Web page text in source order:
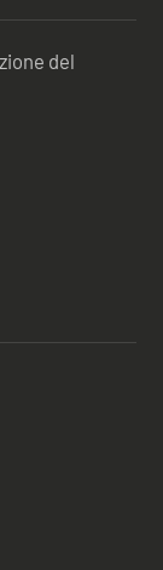
del